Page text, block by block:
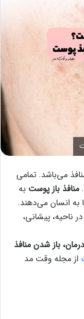
می‌باشد. تمامی
منافذ باز پوست به
به انسان می‌دهند.
ناحیه، پیشانی،
باز شدن منافذ
از مجله وقت مد